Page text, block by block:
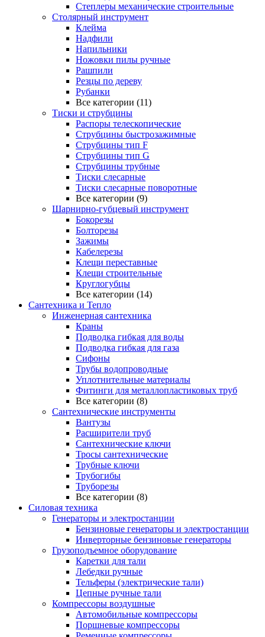
Степлеры механические строительные
Столярный инструмент
Клейма
Надфили
Напильники
Ножовки пилы ручные
Рашпили
Резцы по дереву
Рубанки
Все категории (11)
Тиски и струбцины
Распоры телескопические
Струбцины быстрозажимные
Струбцины тип F
Струбцины тип G
Струбцины трубные
Тиски слесарные
Тиски слесарные поворотные
Все категории (9)
Шарнирно-губцевый инструмент
Бокорезы
Болторезы
Зажимы
Кабелерезы
Клещи переставные
Клещи строительные
Круглогубцы
Все категории (14)
Сантехника и Тепло
Инженерная сантехника
Краны
Подводка гибкая для воды
Подводка гибкая для газа
Сифоны
Трубы водопроводные
Уплотнительные материалы
Фитинги для металлопластиковых труб
Все категории (8)
Сантехнические инструменты
Вантузы
Расширители труб
Сантехнические ключи
Тросы сантехнические
Трубные ключи
Трубогибы
Труборезы
Все категории (8)
Силовая техника
Генераторы и электростанции
Бензиновые генераторы и электростанции
Инверторные бензиновые генераторы
Грузоподъемное оборудование
Каретки для тали
Лебедки ручные
Тельферы (электрические тали)
Цепные ручные тали
Компрессоры воздушные
Автомобильные компрессоры
Поршневые компрессоры